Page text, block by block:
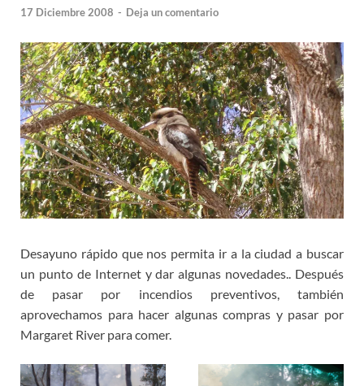
17 Diciembre 2008 - Deja un comentario
Desayuno rápido que nos permita ir a la ciudad a buscar
un punto de Internet y dar algunas novedades.. Después
de pasar por incendios preventivos, también
aprovechamos para hacer algunas compras y pasar por
Margaret River para comer.